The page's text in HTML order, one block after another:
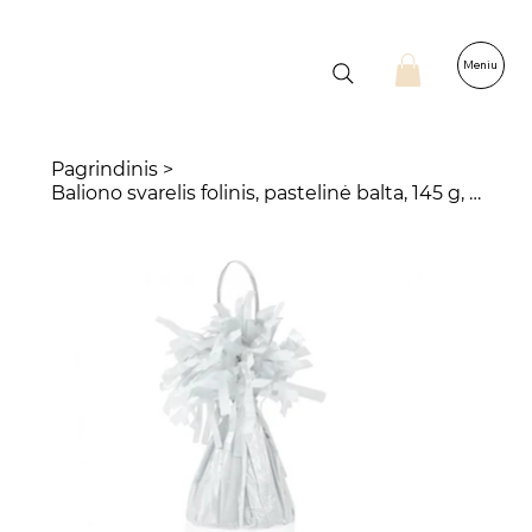
Meniu
Pagrindinis >
Baliono svarelis folinis, pastelinė balta, 145 g, 1 vnt.